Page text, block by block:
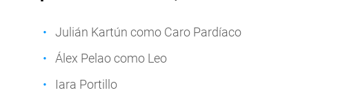
Julián Kartún como Caro Pardíaco
Álex Pelao como Leo
Iara Portillo